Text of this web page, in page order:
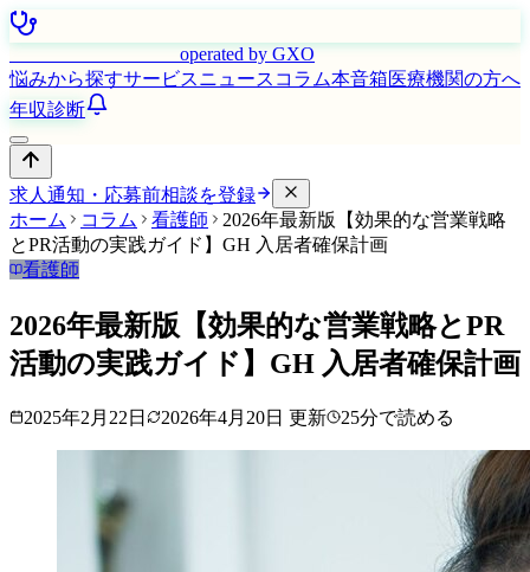
operated by GXO
悩みから探すサービスニュース コラム本音箱医療機関の方へ
年収診断
求人通知・応募前相談を登録
ホーム
コラム 看護師
2026年最新版【効果的な営業戦略
とPR活動の実践ガイド】GH 入居者確保計画
看護師
2026年最新版【効果的な営業戦略とPR
活動の実践ガイド】GH 入居者確保計画
2025年2月22日 2026年4月20日 更新 25分で読める